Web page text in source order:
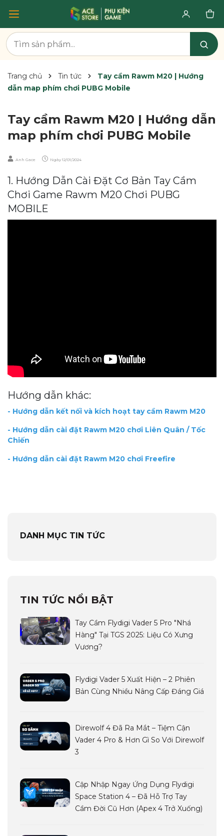
Trang chủ Tin tức
Tay cầm Rawm M20 | Hướng
dẫn map phím chơi PUBG Mobile
Tay cầm Rawm M20 | Hướng dẫn
map phím chơi PUBG Mobile
Anh Gace Ngày 12/01/2024
1. Hướng Dẫn Cài Đặt Cơ Bản Tay Cầm
Chơi Game Rawm M20 Chơi PUBG
MOBILE
Hướng dẫn khác:
- Hướng dẫn kết nối và kích hoạt tay cầm Rawm M20
- Hướng dẫn cài đặt Rawm M20 chơi Liên Quân / Tốc
Chiến
- Hướng dẫn cài đặt Rawm M20 chơi Freefire
DANH MỤC TIN TỨC
TIN TỨC NỔI BẬT
Tay Cầm Flydigi Vader 5 Pro "Nhá
Hàng" Tại TGS 2025: Liệu Có Xưng
Vương?
Flydigi Vader 5 Xuất Hiện – 2 Phiên
Bản Cùng Nhiều Nâng Cấp Đáng Giá
Direwolf 4 Đã Ra Mắt – Tiệm Cận
Vader 4 Pro & Hơn Gì So Với Direwolf
3
Cập Nhập Ngay Ứng Dụng Flydigi
Space Station 4 – Đã Hỗ Trợ Tay
Cầm Đời Cũ Hơn (Apex 4 Trở Xuống)